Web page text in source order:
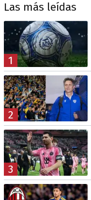
Las más leídas
1
2
3